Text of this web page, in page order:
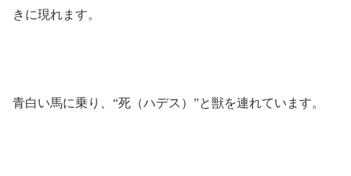
きに現れます。
青白い馬に乗り、“死（ハデス）”と獣を連れています。